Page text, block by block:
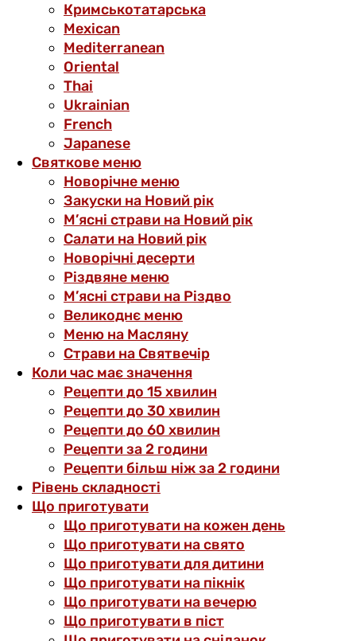
Кримськотатарська
Mexican
Mediterranean
Oriental
Thai
Ukrainian
French
Japanese
Святкове меню
Новорічне меню
Закуски на Новий рік
М’ясні страви на Новий рік
Салати на Новий рік
Новорічні десерти
Різдвяне меню
М’ясні страви на Різдво
Великоднє меню
Меню на Масляну
Страви на Святвечір
Коли час має значення
Рецепти до 15 хвилин
Рецепти до 30 хвилин
Рецепти до 60 хвилин
Рецепти за 2 години
Рецепти більш ніж за 2 години
Рівень складності
Що приготувати
Що приготувати на кожен день
Що приготувати на свято
Що приготувати для дитини
Що приготувати на пікнік
Що приготувати на вечерю
Що приготувати в піст